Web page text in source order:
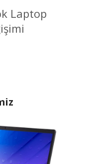
Laptop